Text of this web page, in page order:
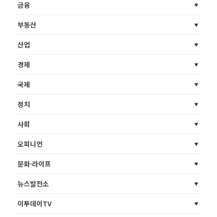
금융
부동산
산업
경제
국제
정치
사회
오피니언
문화·라이프
뉴스발전소
이투데이TV